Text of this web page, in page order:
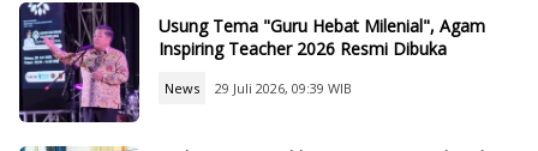
Usung Tema "Guru Hebat Milenial", Agam
Inspiring Teacher 2026 Resmi Dibuka
News 29 Juli 2026, 09:39 WIB